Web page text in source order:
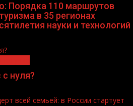
Порядка 110 маршрутов
в 35 регионах
науки и технологий
нуля?
всей семьей: в России стартует